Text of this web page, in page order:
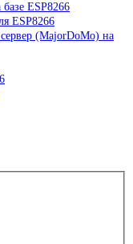
ESP8266
ESP8266
(MajorDoMo) на